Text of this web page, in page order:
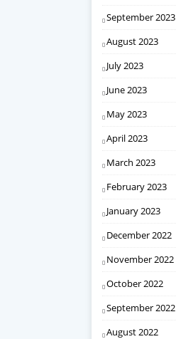
September 2023
August 2023
July 2023
June 2023
May 2023
April 2023
March 2023
February 2023
January 2023
December 2022
November 2022
October 2022
September 2022
August 2022